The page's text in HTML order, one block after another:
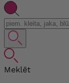
Meklēt